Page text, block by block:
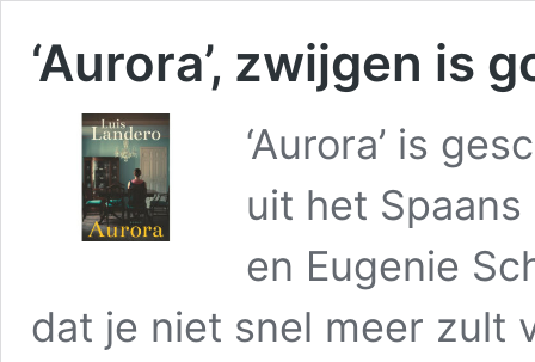
‘Aurora’, zwijgen is
‘Aurora’ is
uit het
en Eugenie
dat je niet snel meer zult